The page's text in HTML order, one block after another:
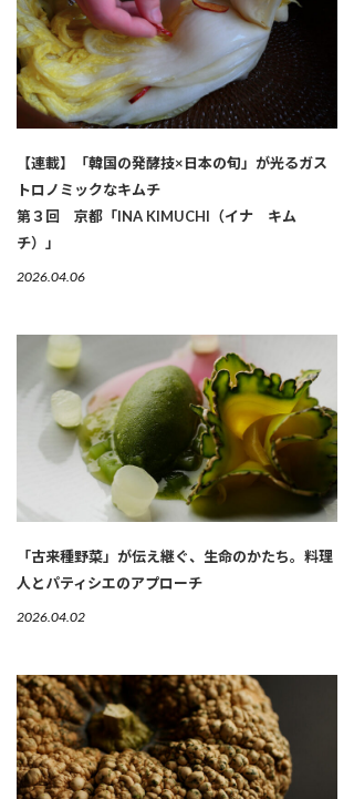
【連載】「韓国の発酵技×日本の旬」が光るガス
トロノミックなキムチ
第３回 京都「INA KIMUCHI（イナ キム
チ）」
2026.04.06
「古来種野菜」が伝え継ぐ、生命のかたち。料理
人とパティシエのアプローチ
2026.04.02